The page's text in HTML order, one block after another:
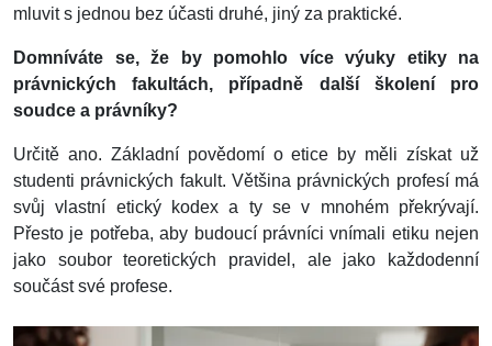
mluvit s jednou bez účasti druhé, jiný za praktické.
Domníváte se, že by pomohlo více výuky etiky na
právnických fakultách, případně další školení pro
soudce a právníky?
Určitě ano. Základní povědomí o etice by měli získat už
studenti právnických fakult. Většina právnických profesí má
svůj vlastní etický kodex a ty se v mnohém překrývají.
Přesto je potřeba, aby budoucí právníci vnímali etiku nejen
jako soubor teoretických pravidel, ale jako každodenní
součást své profese.